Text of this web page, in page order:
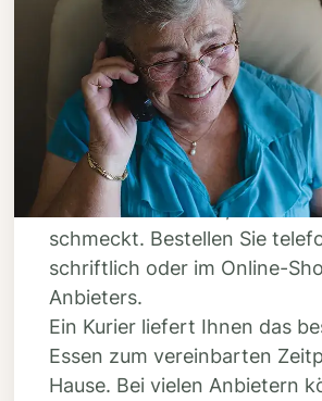
Schritt 3
Bestellen &
lassen
Suchen Sie sich aus dem
Ihres Anbieters aus, was
schmeckt. Bestellen Sie
schriftlich oder im Online-
Anbieters.
Ein Kurier liefert Ihnen das
Essen zum vereinbarten
Hause. Bei vielen Anbietern